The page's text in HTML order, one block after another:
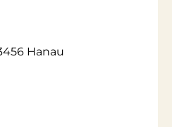
Hanau